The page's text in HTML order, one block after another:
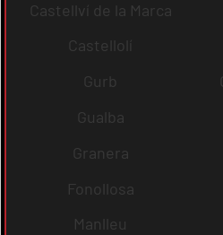
Castellví de la Marca
Castellolí
Gurb
Gualba
Granera
Fonollosa
Manlleu